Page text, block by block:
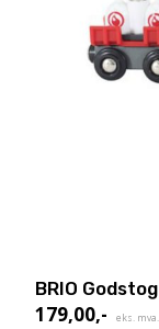
BRIO Godstog
179,00,- eks. mva.